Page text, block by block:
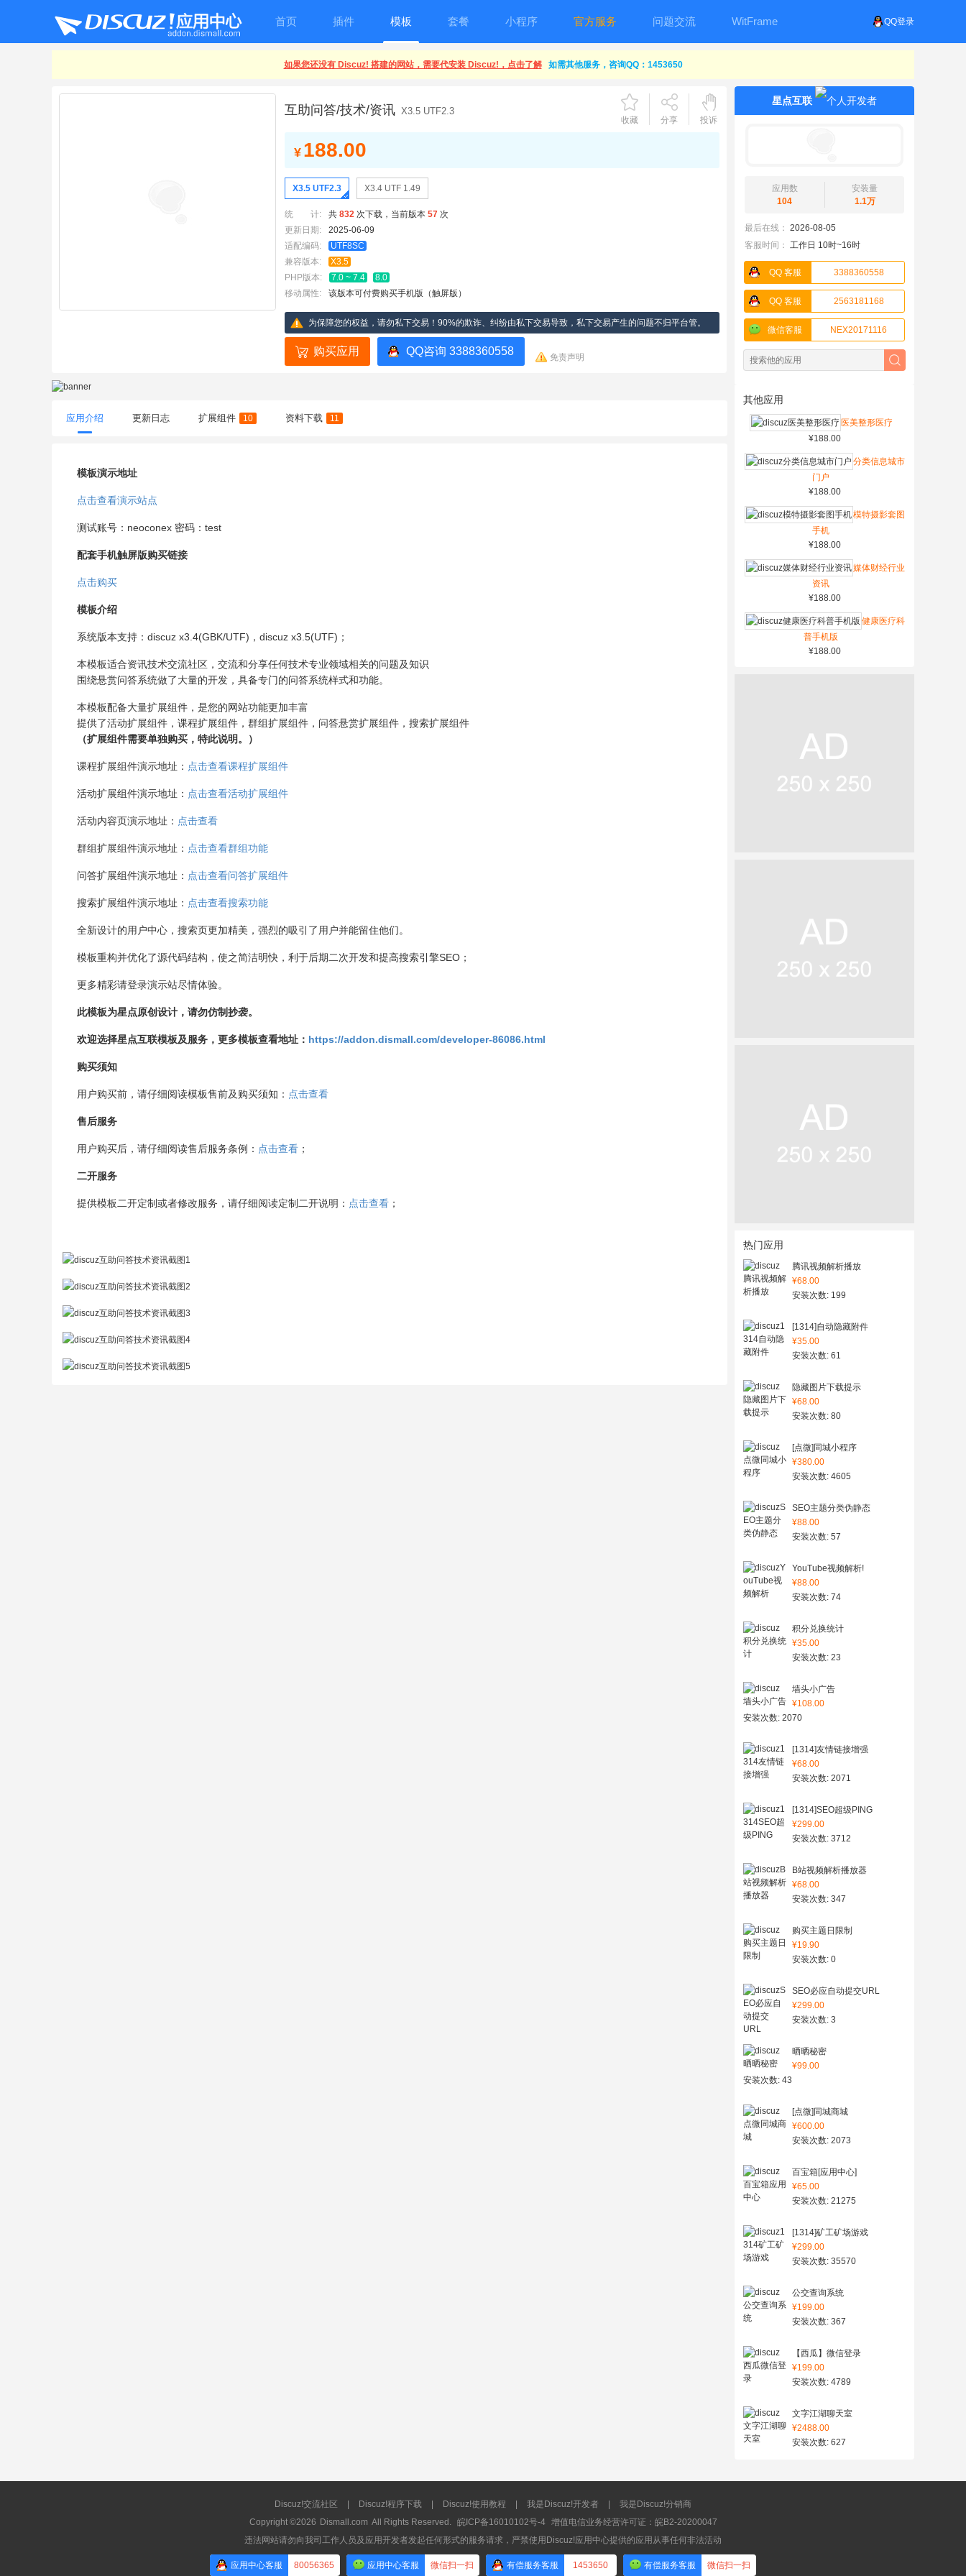
QQ登录
首页 插件 模板 套餐 小程序 官方服务 问题交流 WitFrame
如果您还没有 Discuz! 搭建的网站，需要代安装 Discuz!，点击了解 如需其他服务，咨询QQ：1453650
星点互联
应用数
104
安装量
1.1万
最后在线： 2026-08-05
客服时间： 工作日 10时~16时
QQ 客服 3388360558
QQ 客服 2563181168
微信客服 NEX20171116
其他应用
医美整形医疗
¥188.00
分类信息城市
门户
¥188.00
模特摄影套图
手机
¥188.00
媒体财经行业
资讯
¥188.00
健康医疗科
普手机版
¥188.00
热门应用
腾讯视频解析播放
¥68.00
安装次数: 199
[1314]自动隐藏附件
¥35.00
安装次数: 61
隐藏图片下载提示
¥68.00
安装次数: 80
[点微]同城小程序
¥380.00
安装次数: 4605
SEO主题分类伪静态
¥88.00
安装次数: 57
YouTube视频解析!
¥88.00
安装次数: 74
积分兑换统计
¥35.00
安装次数: 23
墙头小广告
¥108.00
安装次数: 2070
[1314]友情链接增强
¥68.00
安装次数: 2071
[1314]SEO超级PING
¥299.00
安装次数: 3712
B站视频解析播放器
¥68.00
安装次数: 347
购买主题日限制
¥19.90
安装次数: 0
SEO必应自动提交URL
¥299.00
安装次数: 3
晒晒秘密
¥99.00
安装次数: 43
[点微]同城商城
¥600.00
安装次数: 2073
百宝箱[应用中心]
¥65.00
安装次数: 21275
[1314]矿工矿场游戏
¥299.00
安装次数: 35570
公交查询系统
¥199.00
安装次数: 367
【西瓜】微信登录
¥199.00
安装次数: 4789
文字江湖聊天室
¥2488.00
安装次数: 627
互助问答/技术/资讯 X3.5 UTF2.3
收藏 分享 投诉
¥ 188.00
X3.5 UTF2.3 X3.4 UTF 1.49
统 计: 共 832 次下载，当前版本 57 次
更新日期:
2025-06-09
适配编码:
UTF8SC
兼容版本:
X3.5
PHP版本:
7.0 ~ 7.4
8.0
移动属性:
该版本可付费购买手机版（触屏版）
为保障您的权益，请勿私下交易！90%的欺诈、纠纷由私下交易导致，私下交易产生的问题不归平台管。
购买应用 QQ咨询 3388360558 免责声明
应用介绍 更新日志 扩展组件 10 资料下载 11
模板演示地址
点击查看演示站点
测试账号：neoconex 密码：test
配套手机触屏版购买链接
点击购买
模板介绍
系统版本支持：discuz x3.4(GBK/UTF)，discuz x3.5(UTF)；
本模板适合资讯技术交流社区，交流和分享任何技术专业领域相关的问题及知识
围绕悬赏问答系统做了大量的开发，具备专门的问答系统样式和功能。
本模板配备大量扩展组件，是您的网站功能更加丰富
提供了活动扩展组件，课程扩展组件，群组扩展组件，问答悬赏扩展组件，搜索扩展组件
（扩展组件需要单独购买，特此说明。）
课程扩展组件演示地址： 点击查看课程扩展组件
活动扩展组件演示地址： 点击查看活动扩展组件
活动内容页演示地址： 点击查看
群组扩展组件演示地址： 点击查看群组功能
问答扩展组件演示地址： 点击查看问答扩展组件
搜索扩展组件演示地址： 点击查看搜索功能
全新设计的用户中心，搜索页更加精美，强烈的吸引了用户并能留住他们。
模板重构并优化了源代码结构，使之简洁明快，利于后期二次开发和提高搜索引擎SEO；
更多精彩请登录演示站尽情体验。
此模板为星点原创设计，请勿仿制抄袭。
欢迎选择星点互联模板及服务，更多模板查看地址： https://addon.dismall.com/developer-86086.html
购买须知
用户购买前，请仔细阅读模板售前及购买须知： 点击查看
售后服务
用户购买后，请仔细阅读售后服务条例： 点击查看 ；
二开服务
提供模板二开定制或者修改服务，请仔细阅读定制二开说明： 点击查看 ；
Discuz!交流社区 Discuz!程序下载 Discuz!使用教程 我是Discuz!开发者
我是Discuz!分销商
Copyright ©2026 Dismall.com All Rights Reserved. 皖ICP备16010102号-4
增值电信业务经营许可证：皖B2-20200047
违法网站请勿向我司工作人员及应用开发者发起任何形式的服务请求，严禁使用Discuz!应用中心提供的应用从事任何非法活动
应用中心客服 80056365 应用中心客服 微信扫一扫 有偿服务客服 1453650 有偿服务客服 微信扫一扫